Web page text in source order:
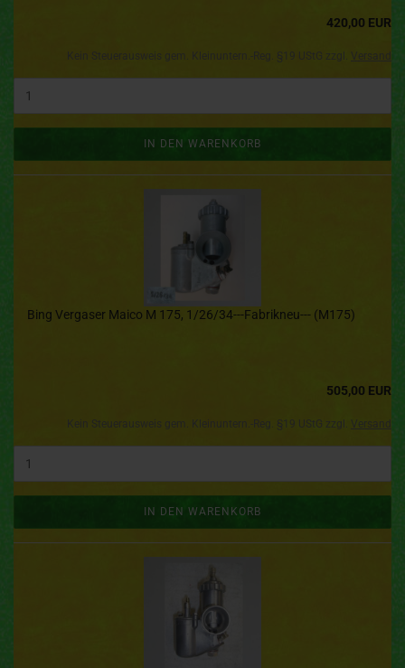
420,00 EUR
IN DEN WARENKORB
Bing Vergaser Maico M 175, 1/26/34---Fabrikneu--- (M175)
505,00 EUR
Kein Steuerausweis gem. Kleinuntern.-Reg. §19 UStG zzgl. Versand
IN DEN WARENKORB